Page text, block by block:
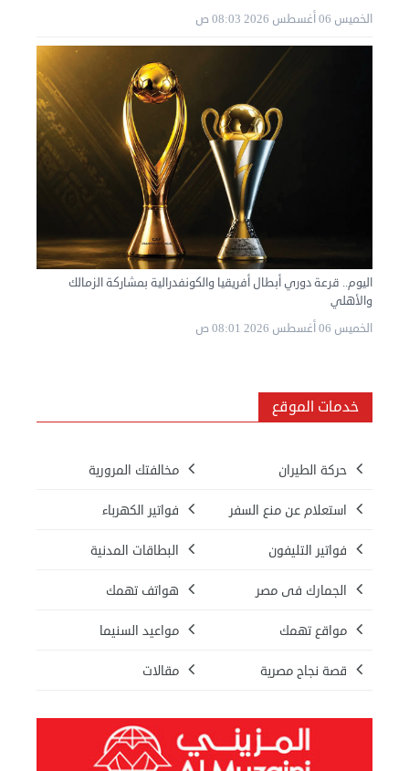
الخميس 06 أغسطس 2026 08:03 ص
اليوم.. قرعة دوري أبطال أفريقيا والكونفدرالية بمشاركة الزمالك
والأهلي
الخميس 06 أغسطس 2026 08:01 ص
خدمات الموقع
حركة الطيران مخالفتك المرورية
استعلام عن منع السفر فواتير الكهرباء
فواتير التليفون البطاقات المدنية
الجمارك فى مصر هواتف تهمك
مواقع تهمك مواعيد السنيما
قصة نجاح مصرية مقالات